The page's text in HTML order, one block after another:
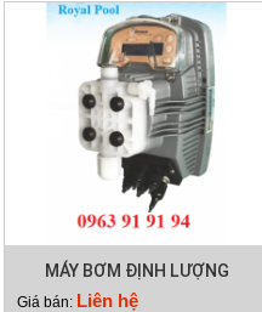
MÁY BƠM ĐỊNH LƯỢNG
EMAUX CTRL7-PH
Giá bán: Liên hệ